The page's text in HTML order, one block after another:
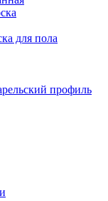
для пола
профиль